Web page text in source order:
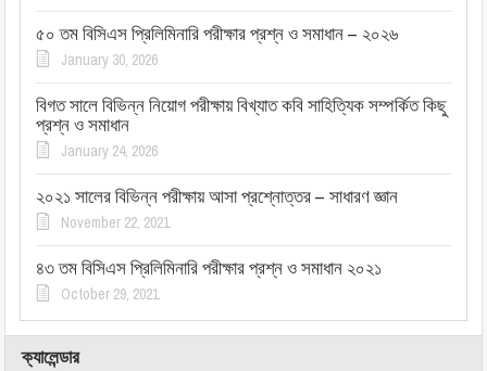
৫০ তম বিসিএস প্রিলিমিনারি পরীক্ষার প্রশ্ন ও সমাধান – ২০২৬
January 30, 2026
বিগত সালে বিভিন্ন নিয়োগ পরীক্ষায় বিখ্যাত কবি সাহিত্যিক সম্পর্কিত কিছু
প্রশ্ন ও সমাধান
January 24, 2026
২০২১ সালের বিভিন্ন পরীক্ষায় আসা প্রশ্নোত্তর – সাধারণ জ্ঞান
November 22, 2021
৪৩ তম বিসিএস প্রিলিমিনারি পরীক্ষার প্রশ্ন ও সমাধান ২০২১
October 29, 2021
ক্যালেন্ডার